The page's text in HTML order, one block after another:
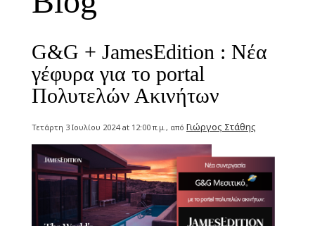
G&G + JamesEdition : Νέα
γέφυρα για το portal
Πολυτελών Ακινήτων
Τετάρτη 3 Ιουλίου 2024 at 12:00 π.μ., από Γιώργος Στάθης